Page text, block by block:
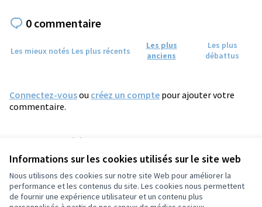
Informations sur les cookies utilisés sur le site web
Nous utilisons des cookies sur notre site Web pour améliorer la
performance et les contenus du site. Les cookies nous permettent
de fournir une expérience utilisateur et un contenu plus
0 commentaire
Les mieux notés Les plus récents
Les plus
anciens
Les plus
débattus
Connectez-vousou créez un compte pour ajouter votre
commentaire.
Référence : tours-PROP-2025-01-2077
voir les autres versions
Vérifiez l'empreinte numérique
Conditions d'utilisation